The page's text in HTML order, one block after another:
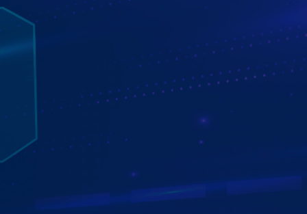
MÀN HÌNH ANDROID CÁ NHÂN HÓA - TỰ
NÂNG TẦM TRẢI NGHIỆM KHÁC BIỆT
Màn hình ô tô Zestech thế hệ mới được trang bị giao diện